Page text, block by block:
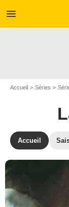
menu
Accueil Séries
Accueil